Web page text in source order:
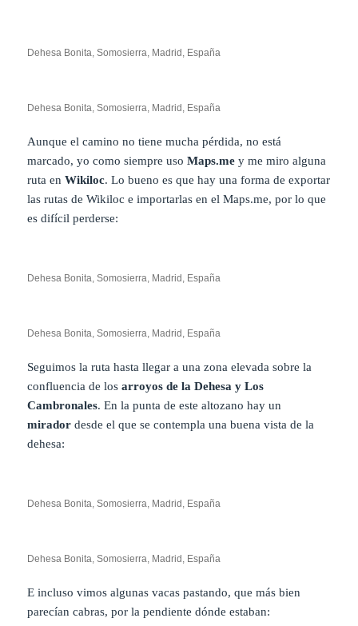
Dehesa Bonita, Somosierra, Madrid, España
Dehesa Bonita, Somosierra, Madrid, España
Aunque el camino no tiene mucha pérdida, no está
marcado, yo como siempre usoMaps.me y me miro alguna
ruta enWikiloc. Lo bueno es que hay una forma de exportar
las rutas de Wikiloc e importarlas en el Maps.me, por lo que
es difícil perderse:
Dehesa Bonita, Somosierra, Madrid, España
Dehesa Bonita, Somosierra, Madrid, España
Seguimos la ruta hasta llegar a una zona elevada sobre la
confluencia de losarroyos de la Dehesa y Los
Cambronales. En la punta de este altozano hay un
mirador desde el que se contempla una buena vista de la
dehesa:
Dehesa Bonita, Somosierra, Madrid, España
Dehesa Bonita, Somosierra, Madrid, España
E incluso vimos algunas vacas pastando, que más bien
parecían cabras, por la pendiente dónde estaban: